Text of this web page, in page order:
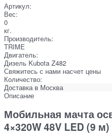
Артикул:
Вес:
0
кг.
Производитель:
TRIME
Двигатель:
Дизель Kubota Z482
Свяжитесь с нами насчет цены
Количество:
Доставка в Москва
Описание
Мобильная мачта
4×320W 48V LED (9 м)